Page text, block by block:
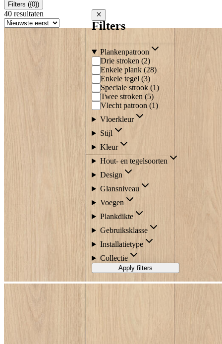
Filters ({0})
Close filters
Filters
Plankenpatroon
Drie stroken (2)
Enkele plank(28)
Enkele tegel (3)
Speciale strook(1)
Twee stroken (5)
Vlecht patroon (1)
Vloerkleur
Stijl
Kleur
Hout- en tegelsoorten
Design
Glansniveau
Voegen
Plankdikte
Gebruiksklasse
Installatietype
Collectie
Apply filters
40 resultaten